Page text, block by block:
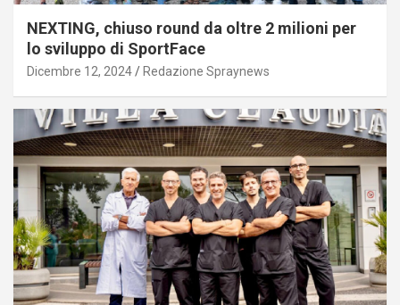
NEXTING, chiuso round da oltre 2 milioni per
lo sviluppo di SportFace
Dicembre 12, 2024 Redazione Spraynews